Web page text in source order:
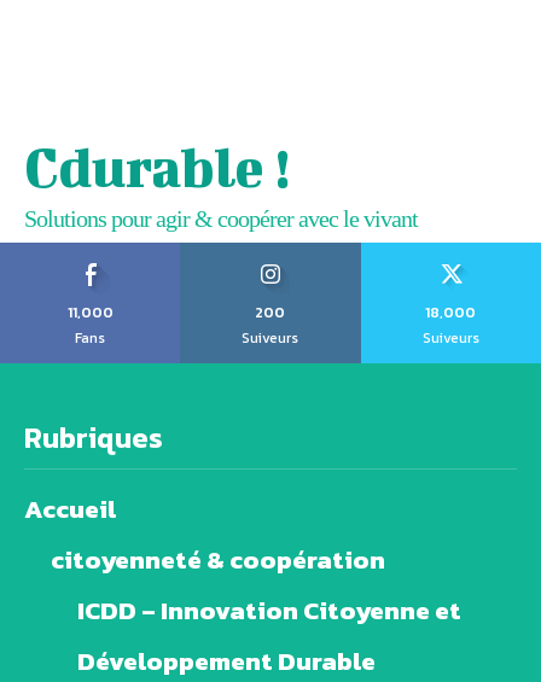
Cdurable !
Solutions pour agir & coopérer avec le vivant
11,000
Fans
200
Suiveurs
18,000
Suiveurs
Rubriques
Accueil
citoyenneté & coopération
ICDD – Innovation Citoyenne et
Développement Durable